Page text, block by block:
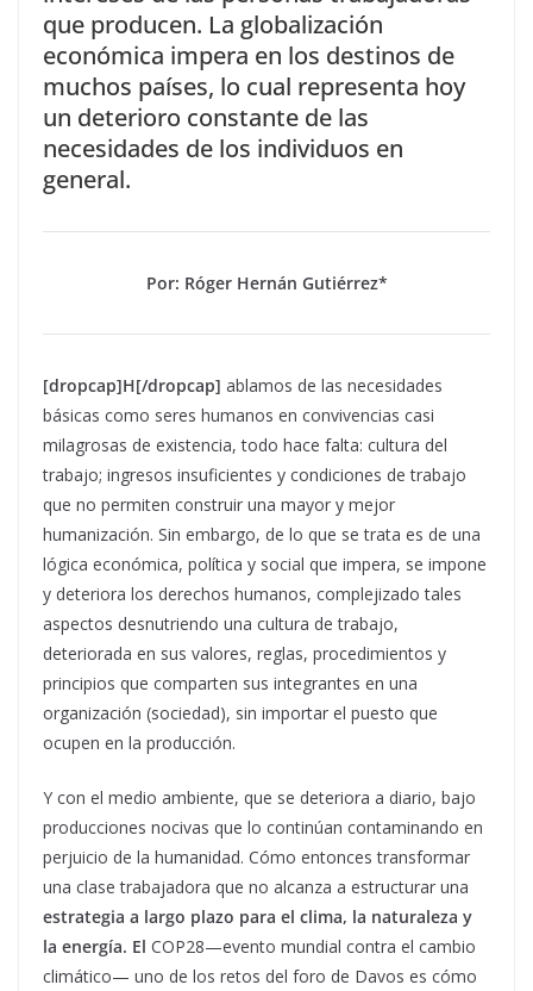
que producen. La globalización
económica impera en los destinos de
muchos países, lo cual representa hoy
un deterioro constante de las
necesidades de los individuos en
general.
Por: Róger Hernán Gutiérrez*
[dropcap]H[/dropcap] ablamos de las necesidades
básicas como seres humanos en convivencias casi
milagrosas de existencia, todo hace falta: cultura del
trabajo; ingresos insuficientes y condiciones de trabajo
que no permiten construir una mayor y mejor
humanización. Sin embargo, de lo que se trata es de una
lógica económica, política y social que impera, se impone
y deteriora los derechos humanos, complejizado tales
aspectos desnutriendo una cultura de trabajo,
deteriorada en sus valores, reglas, procedimientos y
principios que comparten sus integrantes en una
organización (sociedad), sin importar el puesto que
ocupen en la producción.
Y con el medio ambiente, que se deteriora a diario, bajo
producciones nocivas que lo continúan contaminando en
perjuicio de la humanidad. Cómo entonces transformar
una clase trabajadora que no alcanza a estructurar una
estrategia a largo plazo para el clima, la naturaleza y
la energía. El COP28—evento mundial contra el cambio
climático— uno de los retos del foro de Davos es cómo